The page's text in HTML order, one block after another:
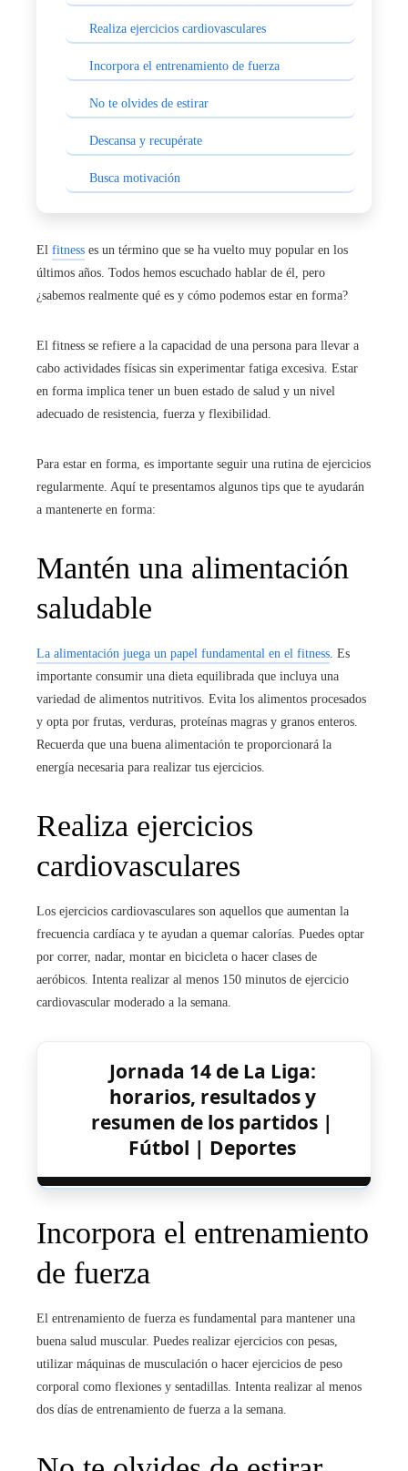
Realiza ejercicios cardiovasculares
Incorpora el entrenamiento de fuerza
No te olvides de estirar
Descansa y recupérate
Busca motivación
El fitness es un término que se ha vuelto muy popular en los
últimos años. Todos hemos escuchado hablar de él, pero
¿sabemos realmente qué es y cómo podemos estar en forma?
El fitness se refiere a la capacidad de una persona para llevar a
cabo actividades físicas sin experimentar fatiga excesiva. Estar
en forma implica tener un buen estado de salud y un nivel
adecuado de resistencia, fuerza y flexibilidad.
Para estar en forma, es importante seguir una rutina de ejercicios
regularmente. Aquí te presentamos algunos tips que te ayudarán
a mantenerte en forma:
Mantén una alimentación
saludable
La alimentación juega un papel fundamental en el fitness. Es
importante consumir una dieta equilibrada que incluya una
variedad de alimentos nutritivos. Evita los alimentos procesados
y opta por frutas, verduras, proteínas magras y granos enteros.
Recuerda que una buena alimentación te proporcionará la
energía necesaria para realizar tus ejercicios.
Realiza ejercicios
cardiovasculares
Los ejercicios cardiovasculares son aquellos que aumentan la
frecuencia cardíaca y te ayudan a quemar calorías. Puedes optar
por correr, nadar, montar en bicicleta o hacer clases de
aeróbicos. Intenta realizar al menos 150 minutos de ejercicio
cardiovascular moderado a la semana.
Jornada 14 de La Liga:
horarios, resultados y
resumen de los partidos |
Fútbol | Deportes
Incorpora el entrenamiento
de fuerza
El entrenamiento de fuerza es fundamental para mantener una
buena salud muscular. Puedes realizar ejercicios con pesas,
utilizar máquinas de musculación o hacer ejercicios de peso
corporal como flexiones y sentadillas. Intenta realizar al menos
dos días de entrenamiento de fuerza a la semana.